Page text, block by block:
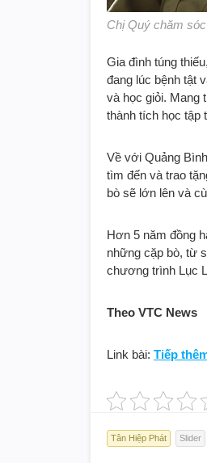
Chị Quý chăm
Gia đình túng
đang lúc bệnh tật
và học giỏi. Mang
thành tích học tập
Về với Quảng
tìm đến và trao
bò sẽ lớn lên và
Hơn 5 năm đồng
những cặp bò, từ
chương trình Lục
Theo VTC News
Link bài: Tiếp
Tân Hiệp Phát Slider